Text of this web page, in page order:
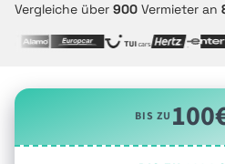
Vergleiche über 900 Vermieter an
BIS ZU